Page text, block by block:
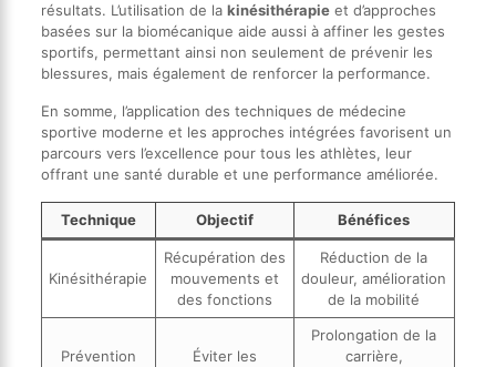
résultats. L’utilisation de la kinésithérapieet d’approches
basées sur la biomécanique aide aussi à affiner les gestes
sportifs, permettant ainsi non seulement de prévenir les
blessures, mais également de renforcer la performance.
En somme, l’application des techniques de médecine
sportive moderne et les approches intégrées favorisent un
parcours vers l’excellence pour tous les athlètes, leur
offrant une santé durable et une performance améliorée.
Technique Objectif Bénéfices
Kinésithérapie
Récupération des
mouvements et
des fonctions
Réduction de la
douleur, amélioration
de la mobilité
Prévention
Éviter les
Prolongation de la
carrière,